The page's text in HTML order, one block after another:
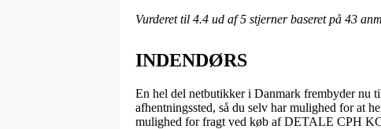
Vurderet til 4.4 ud af 5 stjerner baseret på 43
INDENDØRS
En hel del netbutikker i Danmark frembyder nu
afhentningssted, så du selv har mulighed for at
mulighed for fragt ved køb af DETALE CPH